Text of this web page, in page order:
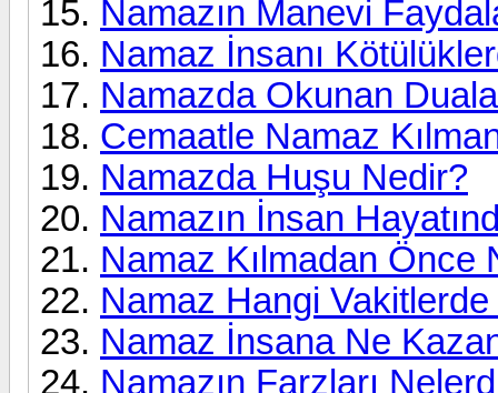
Namazın Manevi
Namaz İnsanı
Namazda Okunan
Cemaatle Namaz
Namazda Huşu Nedir?
Namazın İnsan
Namaz Kılmadan Önce
Namaz Hangi Vakitlerde
Namaz İnsana Ne
Namazın Farzları